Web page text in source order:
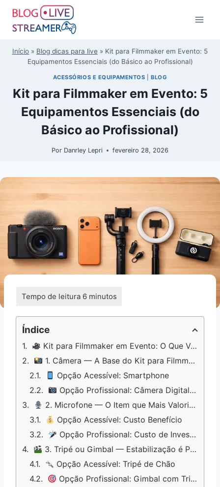
Início » Blog dicas para live » Kit para Filmmaker em Evento: 5
Equipamentos Essenciais (do Básico ao Profissional)
ACESSÓRIOS E EQUIPAMENTOS |BLOG
Kit para Filmmaker em Evento: 5
Equipamentos Essenciais (do
Básico ao Profissional)
Por Danrley Lepri fevereiro 28, 2026
Índice
Kit para Filmmaker em Evento: O Que Você Realmente Precisa Levar
1. Câmera — A Base do Kit para Filmmaker em Evento
Opção Acessível: Smartphone
Opção Profissional: Câmera Digital Mirrorless ou DSLR
2. Microfone — O Item que Mais Valoriza seu Kit para Filmar Eventos
Opção Acessível: Custo Benefício
Opção Profissional: Custo de Investimento
3. Tripé ou Gimbal — Estabilização é Parte Essencial do Kit para Filmmaker
Opção Acessível: Tripé de Chão
Opção Profissional: Gimbal com Tripé